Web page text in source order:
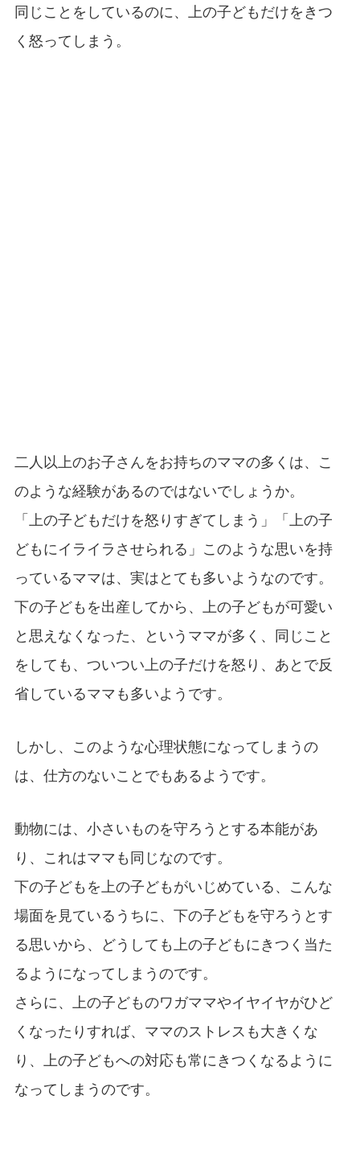
同じことをしているのに、上の子どもだけをきつ
く怒ってしまう。
二人以上のお子さんをお持ちのママの多くは、こ
のような経験があるのではないでしょうか。
「上の子どもだけを怒りすぎてしまう」「上の子
どもにイライラさせられる」このような思いを持
っているママは、実はとても多いようなのです。
下の子どもを出産してから、上の子どもが可愛い
と思えなくなった、というママが多く、同じこと
をしても、ついつい上の子だけを怒り、あとで反
省しているママも多いようです。
しかし、このような心理状態になってしまうの
は、仕方のないことでもあるようです。
動物には、小さいものを守ろうとする本能があ
り、これはママも同じなのです。
下の子どもを上の子どもがいじめている、こんな
場面を見ているうちに、下の子どもを守ろうとす
る思いから、どうしても上の子どもにきつく当た
るようになってしまうのです。
さらに、上の子どものワガママやイヤイヤがひど
くなったりすれば、ママのストレスも大きくな
り、上の子どもへの対応も常にきつくなるように
なってしまうのです。